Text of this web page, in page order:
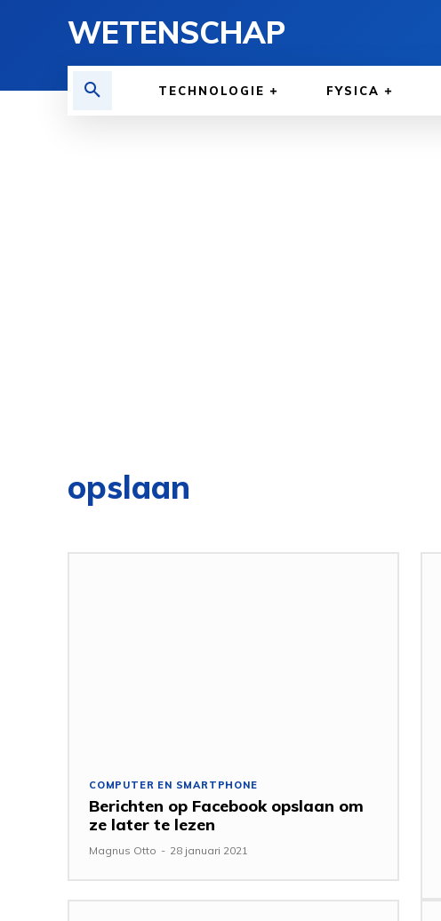
WETENSCHAP
TECHNOLOGIE FYSICA
opslaan
COMPUTER EN SMARTPHONE
Berichten op Facebook opslaan om
ze later te lezen
Magnus Otto - 28 januari 2021